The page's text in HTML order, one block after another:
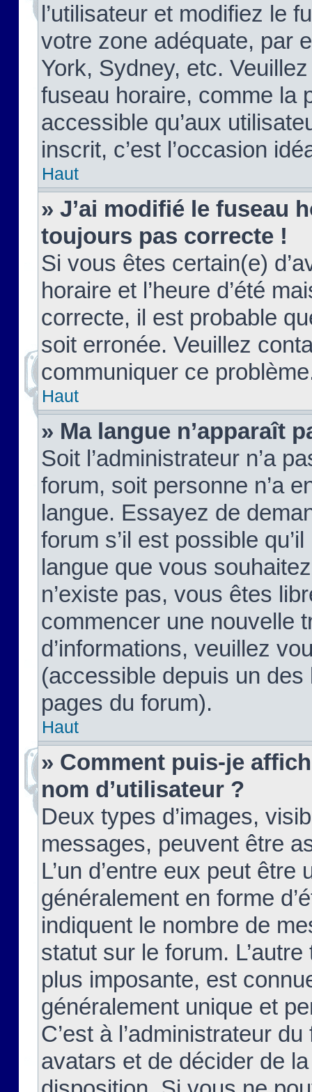
l’utilisateur et modifiez le
votre zone adéquate, par
York, Sydney, etc.
fuseau horaire, comme la
accessible qu’aux
inscrit, c’est l’occasion
Haut
» J’ai modifié le fuseau
toujours pas correcte !
Si vous êtes certain(e)
horaire et l’heure d’été
correcte, il est probable
soit erronée. Veuillez
communiquer ce
Haut
» Ma langue n’apparaît
Soit l’administrateur n’a
forum, soit personne n’a
langue. Essayez de
forum s’il est possible
langue que vous
n’existe pas, vous êtes
commencer une nouvelle
d’informations, veuillez
(accessible depuis un
pages du forum).
Haut
» Comment puis-je
nom d’utilisateur ?
Deux types d’images,
messages, peuvent être
L’un d’entre eux peut
généralement en forme
indiquent le nombre de
statut sur le forum.
plus imposante, est
généralement unique et
C’est à l’administrateur
avatars et de décider de